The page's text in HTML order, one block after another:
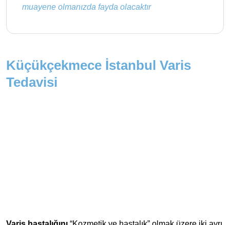
muayene olmanızda fayda olacaktır
Küçükçekmece İstanbul Varis
Tedavisi